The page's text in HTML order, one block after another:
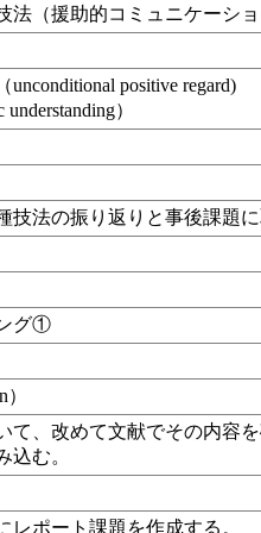
法（援助的コミュニケーシ
positive regard)
）
技法の振り返りと事後課題に
グ①
て、改めて文献でその内容
込む。
レポート課題を作成する。